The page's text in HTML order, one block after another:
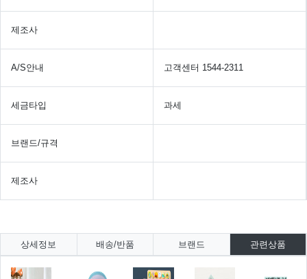
제조사
A/S안내 고객센터 1544-2311
세금타입 과세
브랜드/규격
제조사
상세정보 배송/반품 브랜드 관련상품